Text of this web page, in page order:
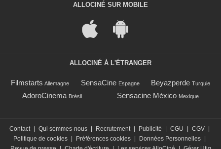
ALLOCINÉ SUR MOBILE
ALLOCINÉ À L'ÉTRANGER
Filmstarts Allemagne SensaCine Espagne Beyazperde Turquie
AdoroCinema Brésil Sensacine México Mexique
Contact | Qui sommes-nous | Recrutement | Publicité | CGU | CGV |
Politique de cookies | Préférences cookies | Données Personnelles |